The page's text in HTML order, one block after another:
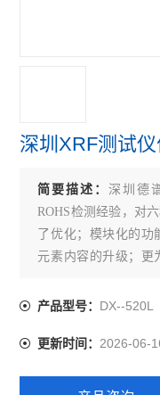
深圳XRF测试
简要描述：深圳德
ROHS检测经验，对
了优化；模块化的
元素内容的升级；更
射线防护系统配合三
产品型号： DX--520L
更新时间：2026-06-